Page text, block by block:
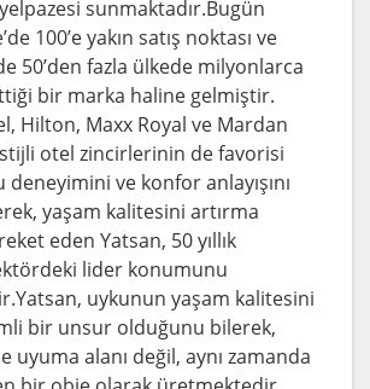
sunmaktadır.Bugün
100’e yakın satış noktası ve
50’den fazla ülkede milyonlarca
bir marka haline gelmiştir.
Hilton, Maxx Royal ve Mardan
otel zincirlerinin de favorisi
ve konfor anlayışını
yaşam kalitesini artırma
eden Yatsan, 50 yıllık
lider konumunu
uykunun yaşam kalitesini
bir unsur olduğunu bilerek,
uyuma alanı değil, aynı zamanda